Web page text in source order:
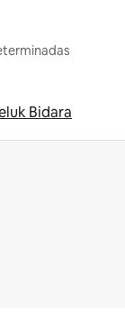
Bidara